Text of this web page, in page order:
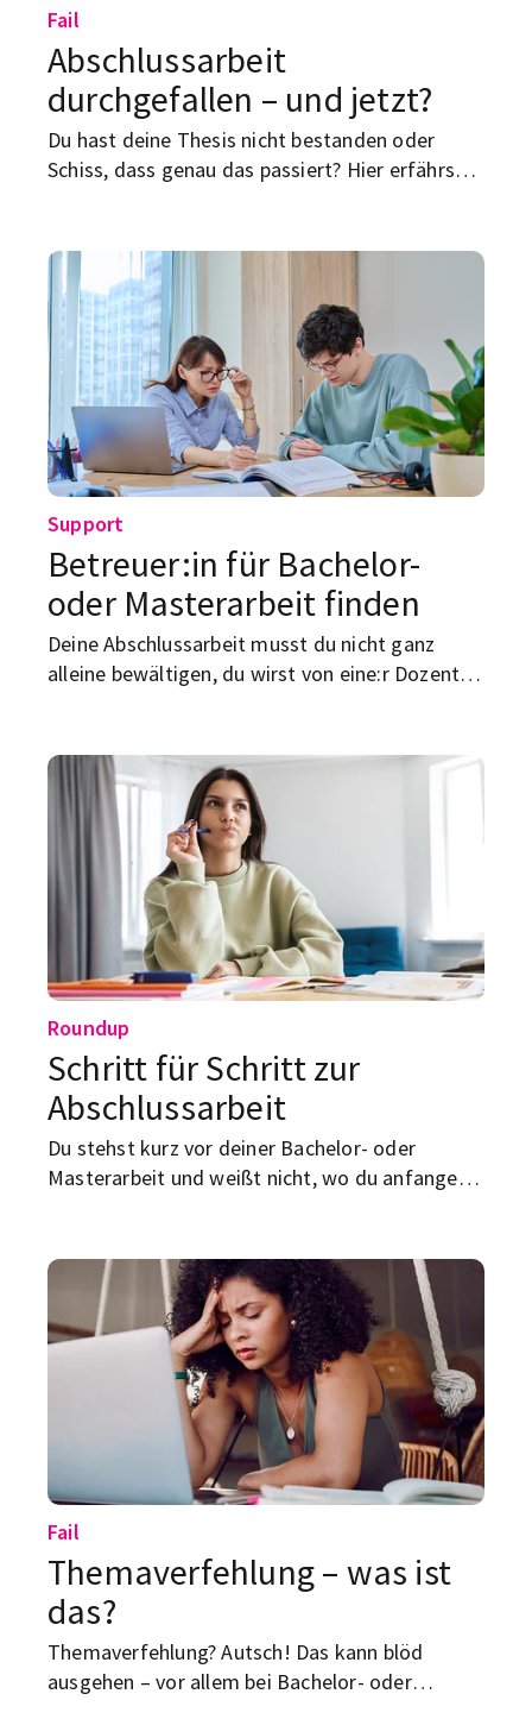
Fail
Abschlussarbeit
durchgefallen – und jetzt?
Du hast deine Thesis nicht bestanden oder
Schiss, dass genau das passiert? Hier erfährst
im zweiten Versuch rockst.
Support
Betreuer:in für Bachelor-
oder Masterarbeit finden
Deine Abschlussarbeit musst du nicht ganz
alleine bewältigen, du wirst von eine:r Dozent:in
Roundup
Schritt für Schritt zur
Abschlussarbeit
Du stehst kurz vor deiner Bachelor- oder
Masterarbeit und weißt nicht, wo du anfangen
Fail
Themaverfehlung – was ist
das?
Themaverfehlung? Autsch! Das kann blöd
ausgehen – vor allem bei Bachelor- oder